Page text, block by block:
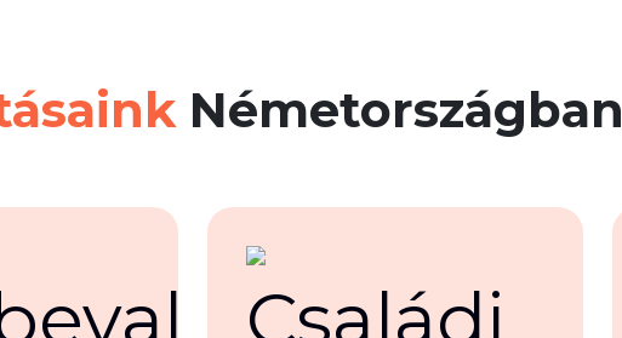
Németországban